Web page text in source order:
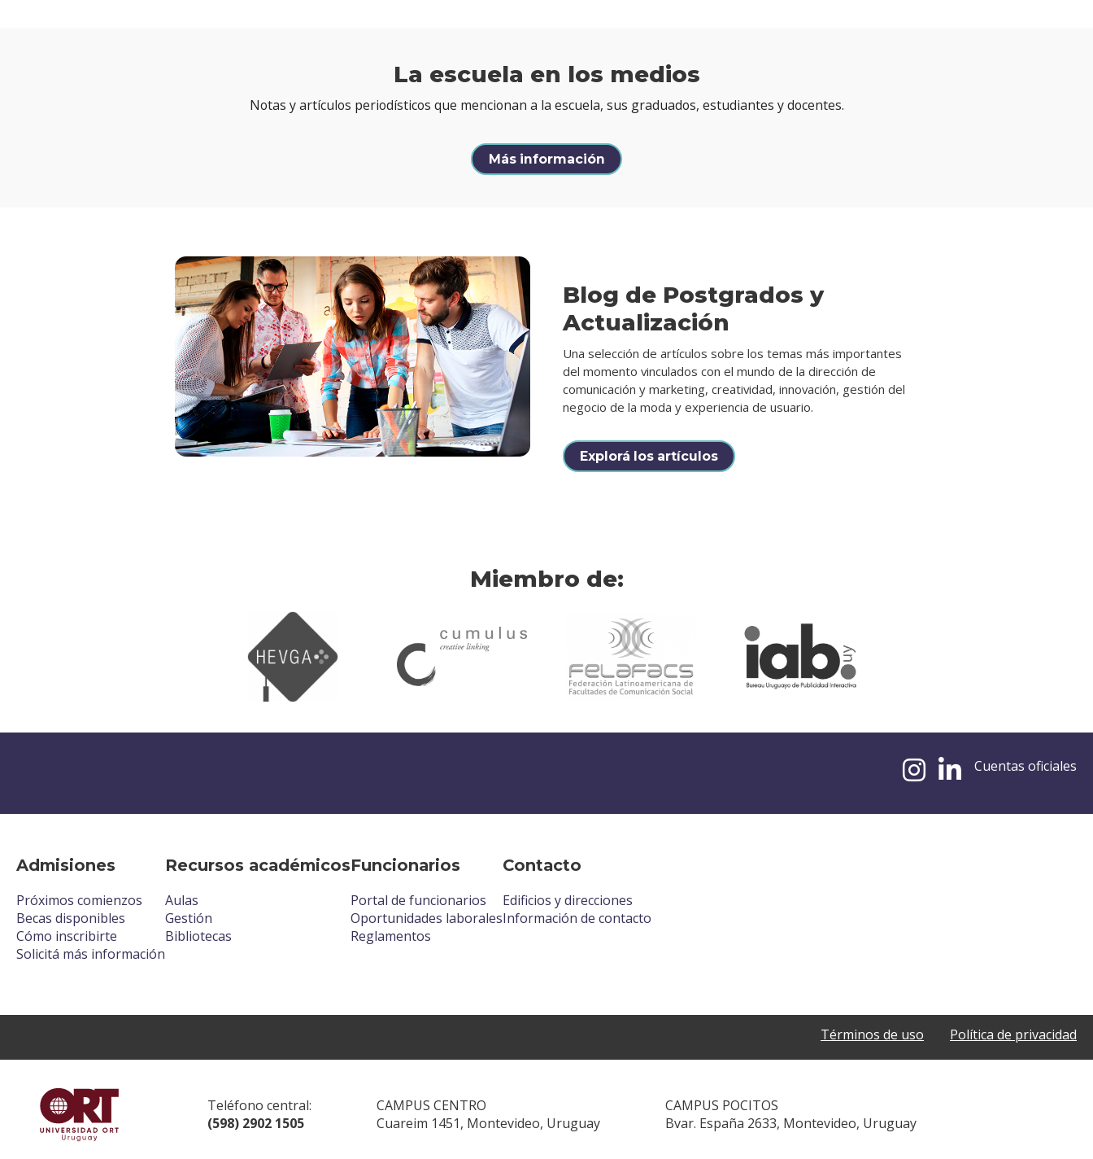
La escuela en los medios
Notas y artículos periodísticos que mencionan a la escuela, sus graduados, estudiantes y docentes.
Más información
Blog de Postgrados y
Actualización
Una selección de artículos sobre los temas más importantes
del momento vinculados con el mundo de la dirección de
comunicación y marketing, creatividad, innovación, gestión del
negocio de la moda y experiencia de usuario.
Explorá los artículos
Miembro de:
Admisiones
Próximos comienzos
Becas disponibles
Cómo inscribirte
Solicitá más información
Recursos académicos
Aulas
Gestión
Bibliotecas
Funcionarios
Portal de funcionarios
Oportunidades laborales
Reglamentos
Contacto
Edificios y direcciones
Información de contacto
Cuentas oficiales
Términos de uso Política de privacidad
Teléfono central:
(598) 2902 1505
CAMPUS CENTRO
Cuareim 1451, Montevideo, Uruguay
CAMPUS POCITOS
Bvar. España 2633, Montevideo, Uruguay